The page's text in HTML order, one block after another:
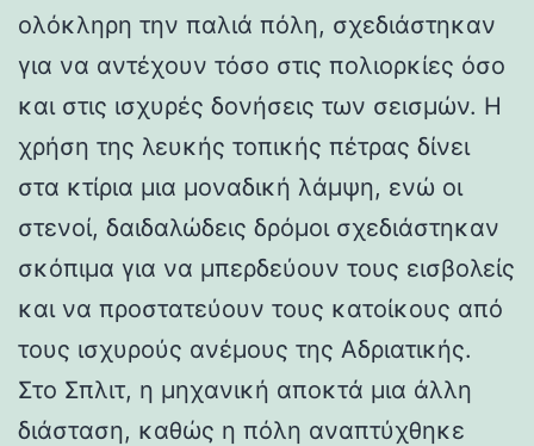
ολόκληρη την παλιά πόλη, σχεδιάστηκαν
για να αντέχουν τόσο στις πολιορκίες όσο
και στις ισχυρές δονήσεις των σεισμών. Η
χρήση της λευκής τοπικής πέτρας δίνει
στα κτίρια μια μοναδική λάμψη, ενώ οι
στενοί, δαιδαλώδεις δρόμοι σχεδιάστηκαν
σκόπιμα για να μπερδεύουν τους εισβολείς
και να προστατεύουν τους κατοίκους από
τους ισχυρούς ανέμους της Αδριατικής.
Στο Σπλιτ, η μηχανική αποκτά μια άλλη
διάσταση, καθώς η πόλη αναπτύχθηκε